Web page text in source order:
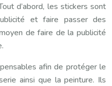
d’abord, les stickers sont
et faire passer des
de faire de la publicité
afin de protéger le
ainsi que la peinture. Ils